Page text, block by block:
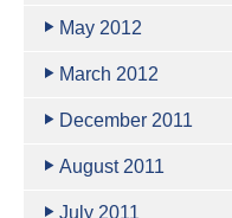
May 2012
March 2012
December 2011
August 2011
July 2011